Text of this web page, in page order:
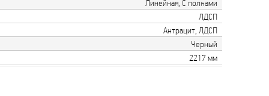
Линейная, С полками
ЛДСП
Антрацит, ЛДСП
Черный
2217 мм